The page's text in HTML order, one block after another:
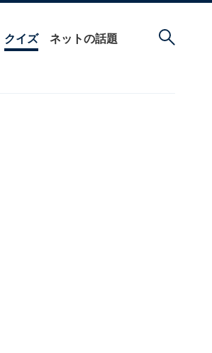
クイズ ネットの話題